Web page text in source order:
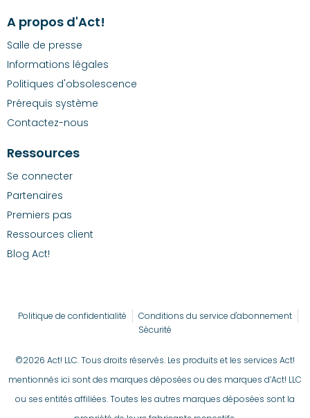
A propos d'Act!
Salle de presse
Informations légales
Politiques d'obsolescence
Prérequis système
Contactez-nous
Ressources
Se connecter
Partenaires
Premiers pas
Ressources client
Blog Act!
Politique de confidentialité
Conditions du service d'abonnement
Sécurité
©2026 Act! LLC. Tous droits réservés. Les produits et les services Act!
mentionnés ici sont des marques déposées ou des marques d’Act! LLC
ou ses entités affiliées. Toutes les autres marques déposées sont la